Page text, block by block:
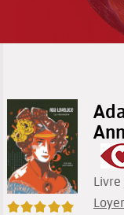
5/5
Livre